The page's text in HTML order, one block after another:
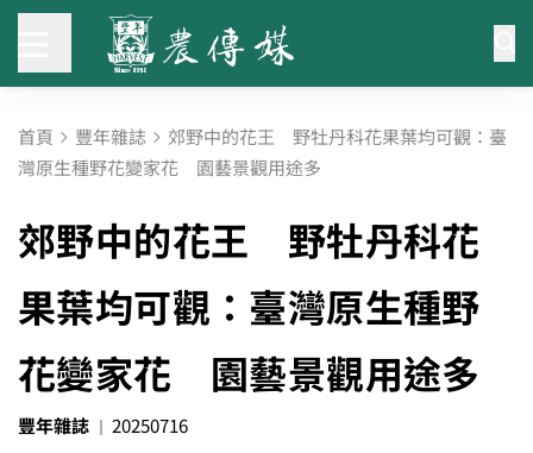
首頁 豐年雜誌 郊野中的花王 野牡丹科花果葉均可觀：臺
灣原生種野花變家花 園藝景觀用途多
郊野中的花王 野牡丹科花
果葉均可觀：臺灣原生種野
花變家花 園藝景觀用途多
豐年雜誌 20250716